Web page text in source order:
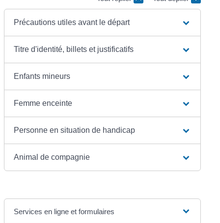
Précautions utiles avant le départ
Titre d'identité, billets et justificatifs
Enfants mineurs
Femme enceinte
Personne en situation de handicap
Animal de compagnie
Services en ligne et formulaires